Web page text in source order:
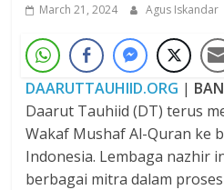
March 21, 2024 Agus Iskandar
DAARUTTAUHIID.ORG |
Daarut Tauhiid (DT) terus
Wakaf Mushaf Al-Quran ke
Indonesia. Lembaga nazhir
berbagai mitra dalam